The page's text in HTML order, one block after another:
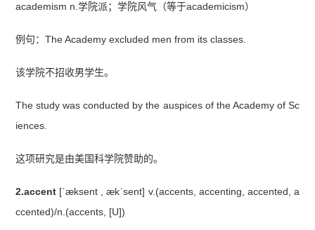
academism n.学院派；学院风气（等于academicism）
例句：The Academy excluded men from its classes.
该学院不招收男学生。
The study was conducted by the auspices of the Academy of Sc
iences.
这项研究是由美国科学院赞助的。
2.accent [ˈæksent , ækˈsent] v.(accents, accenting, accented, a
ccented)/n.(accents, [U])